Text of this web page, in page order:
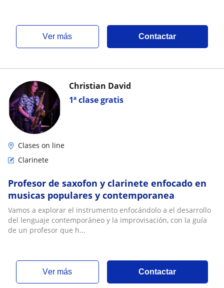
ver más Contactar
1ª clase gratis
Christian David
Clases on line
Clarinete
Profesor de saxofon y clarinete enfocado en
musicas populares y contemporanea
Vamos a explorar el instrumento enfocándolo a el desarrollo
del lenguaje contemporáneo y la improvisación, con la guía
de un profesor que h...
ver más Contactar